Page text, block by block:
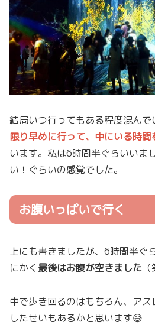
結局いつ行ってもある程度混んで
限り早めに行って、中にいる時
います。私は6時間半ぐらいいま
い！ぐらいの感覚でした。
お腹いっぱいで行く
上にも書きましたが、6時間半ぐ
にかく 最後はお腹が空きました
中で歩き回るのはもちろん、ア
したせいもあるかと思います😅